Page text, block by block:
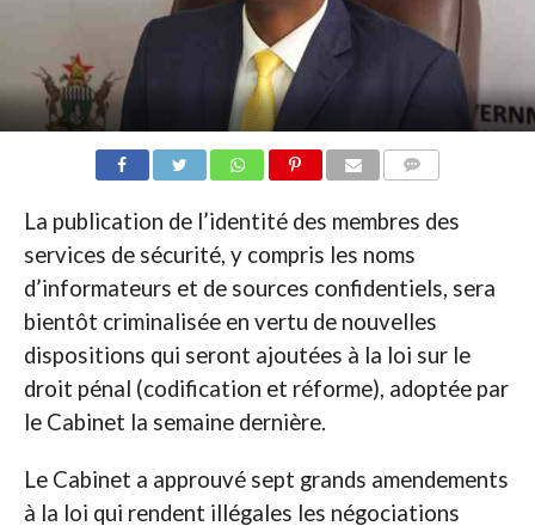
La publication de l’identité des membres des
services de sécurité, y compris les noms
d’informateurs et de sources confidentiels, sera
bientôt criminalisée en vertu de nouvelles
dispositions qui seront ajoutées à la loi sur le
droit pénal (codification et réforme), adoptée par
le Cabinet la semaine dernière.
Le Cabinet a approuvé sept grands amendements
à la loi qui rendent illégales les négociations